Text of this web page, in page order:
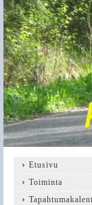
Etusivu
Toiminta